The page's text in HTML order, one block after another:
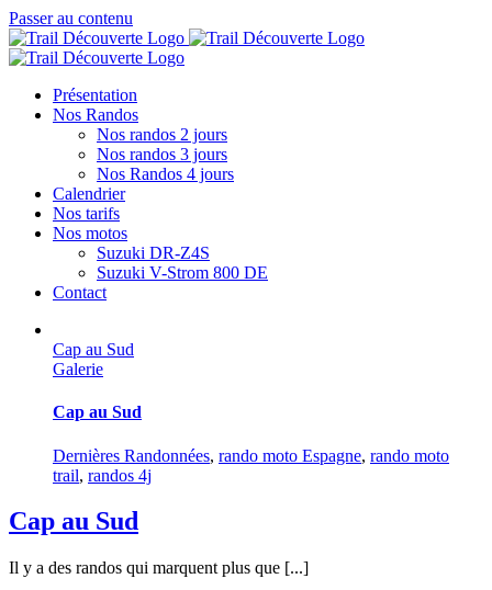
Passer au contenu
Présentation
Nos Randos
Nos randos 2 jours
Nos randos 3 jours
Nos Randos 4 jours
Calendrier
Nos tarifs
Nos motos
Suzuki DR-Z4S
Suzuki V-Strom 800 DE
Contact
Cap au Sud
Galerie
Cap au Sud
Dernières Randonnées, rando moto Espagne, rando moto
trail, randos 4j
Cap au Sud
Il y a des randos qui marquent plus que [...]